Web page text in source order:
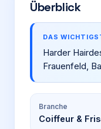
Überblick
DAS
Harder
Frauenfeld,
Branche
Coiffeur &